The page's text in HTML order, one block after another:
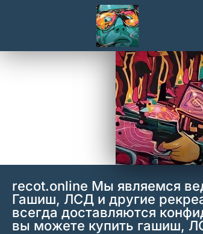
recot.online Мы являемся
Гашиш, ЛСД и другие
всегда доставляются
вы можете купить гашиш,